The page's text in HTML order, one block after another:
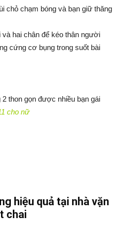
chỏ chạm bóng và bạn giữ thăng
hai chân để kéo thân người
cứng cơ bụng trong suốt bài
thon gọn được nhiều bạn gái
cho nữ
hiệu quả tại nhà vặn
chai